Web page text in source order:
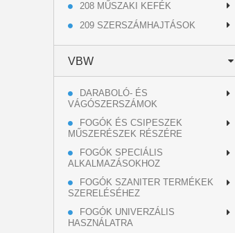
208 MŰSZAKI KEFÉK
209 SZERSZÁMHAJTÁSOK
VBW
DARABOLÓ- ÉS
VÁGÓSZERSZÁMOK
FOGÓK ÉS CSIPESZEK
MŰSZERÉSZEK RÉSZÉRE
FOGÓK SPECIÁLIS
ALKALMAZÁSOKHOZ
FOGÓK SZANITER TERMÉKEK
SZERELÉSÉHEZ
FOGÓK UNIVERZÁLIS
HASZNÁLATRA